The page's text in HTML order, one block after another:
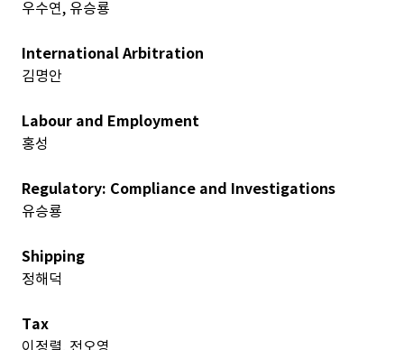
우수연, 유승룡
International Arbitration
김명안
Labour and Employment
홍성
Regulatory: Compliance and Investigations
유승룡
Shipping
정해덕
Tax
이정렬, 전오영